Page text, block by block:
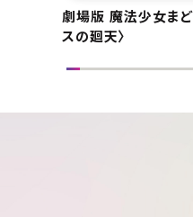
劇場版 魔法少女ま
スの廻天〉